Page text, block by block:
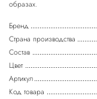
Бренд
Страна производства
Состав
Цвет
Артикул
Код товара